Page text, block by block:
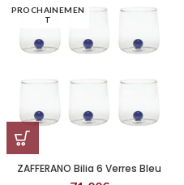
PROCHAINEMEN
T
ZAFFERANO Bilia 6 Verres Bleu